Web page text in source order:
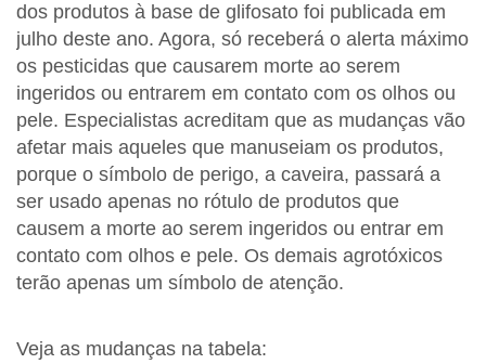
dos produtos à base de glifosato foi publicada em
julho deste ano. Agora, só receberá o alerta máximo
os pesticidas que causarem morte ao serem
ingeridos ou entrarem em contato com os olhos ou
pele. Especialistas acreditam que as mudanças vão
afetar mais aqueles que manuseiam os produtos,
porque o símbolo de perigo, a caveira, passará a
ser usado apenas no rótulo de produtos que
causem a morte ao serem ingeridos ou entrar em
contato com olhos e pele. Os demais agrotóxicos
terão apenas um símbolo de atenção.
Veja as mudanças na tabela: